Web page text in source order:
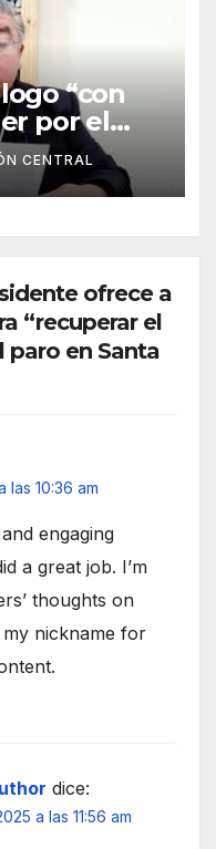
“con
por el
su
CENTRAL
ofrece a
“recuperar el
en Santa
10:36 am
engaging
a great job. I’m
thoughts on
nickname for
dice:
a las 11:56 am